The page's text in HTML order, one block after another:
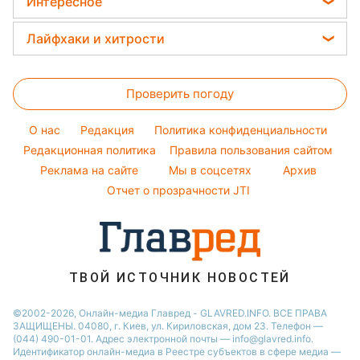
Новости Житомира
Новости Одессы
Новости Полтавы
Новости Черкассы
Пылевая буря
Кейт Миддлтон
Алла Пугачева
Настя Каменских
Виталий Козловский
Потап
София Ротару
Ольга Сумская
Окрашивание волос
Красивый маникюр
Модные ошибки
Советы от Андре Тана
Головоломки
Тесты по картинке
Оптические иллюзии
Народные приметы
Все о шоу-бизнесе
Лайфхаки и хитрости
Комнатные растения
Все о сале
Уборка
Авто
Проверить погоду
O нас Редакция
Политика конфиденциальности
Редакционная политика
Правила пользования сайтом
Реклама на сайте
Мы в соцсетях
Архив
Отчет о прозрачности JTI
ТВОЙ ИСТОЧНИК НОВОСТЕЙ
©2002-2026, Онлайн-медиа Главред - GLAVRED.INFO. ВСЕ ПРАВА
ЗАЩИЩЕНЫ. 04080, г. Киев, ул. Кириловская, дом 23. Телефон —
(044) 490-01-01. Адрес электронной почты — info@glavred.info.
Идентификатор онлайн-медиа в Реестре cубъектов в сфере медиа —